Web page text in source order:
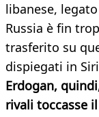
libanese,
Russia è fin
trasferito su
dispiegati in
Erdogan,
rivali toccasse